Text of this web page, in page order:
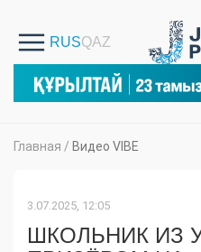
Главная / Видео VIBE
3.07.2025, 12:05
ШКОЛЬНИК ИЗ